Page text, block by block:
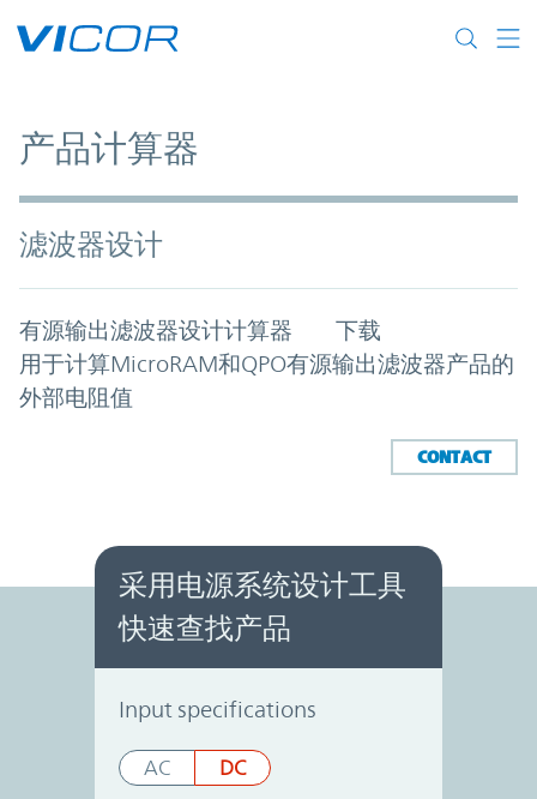
产品计算器
滤波器设计
有源输出滤波器设计计算器 下载
用于计算MicroRAM和QPO有源输出滤波器产品的
外部电阻值
CONTACT
Power System Designer
采用电源系统设计工具
快速查找产品
Input specifications
AC DC